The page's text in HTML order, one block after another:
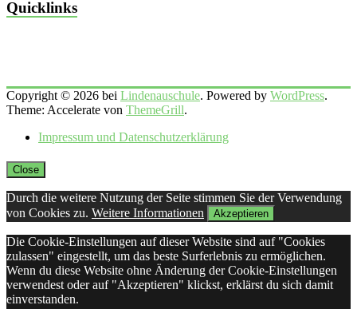
Quicklinks
Copyright © 2026 bei Lindenauschule. Powered by WordPress.
Theme: Accelerate von ThemeGrill.
Impressum und Datenschutzerklärung
Close
Durch die weitere Nutzung der Seite stimmen Sie der Verwendung
von Cookies zu. Weitere Informationen Akzeptieren
Die Cookie-Einstellungen auf dieser Website sind auf "Cookies
zulassen" eingestellt, um das beste Surferlebnis zu ermöglichen.
Wenn du diese Website ohne Änderung der Cookie-Einstellungen
verwendest oder auf "Akzeptieren" klickst, erklärst du sich damit
einverstanden.